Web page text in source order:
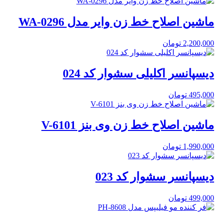
ماشین اصلاح خط زن وایر مدل WA-0296
2,200,000 تومان
دیسپانسر اکلیلی سشوار کد 024
495,000 تومان
ماشین اصلاح خط زن وی بنز V-6101
1,990,000 تومان
دیسپانسر سشوار کد 023
499,000 تومان